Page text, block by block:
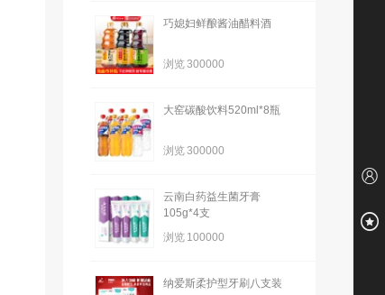
巧媳妇鲜酿酱油醋料酒
浏览300000
大窑碳酸饮料520ml*8瓶
浏览300000
云南白药益生菌牙膏
105g*4支
浏览 100000
纳爱斯柔护型牙刷八支装